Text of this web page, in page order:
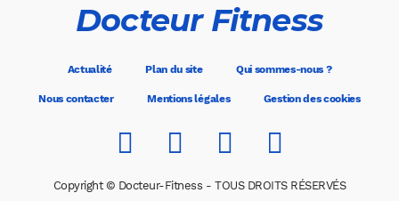
Docteur Fitness
Actualité Plan du site Qui sommes-nous ?
Nous contacter Mentions légales Gestion des cookies
Copyright © Docteur-Fitness - TOUS DROITS RÉSERVÉS